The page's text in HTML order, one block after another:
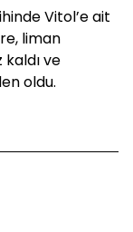
Vitol’e ait
liman
kaldı ve
oldu.